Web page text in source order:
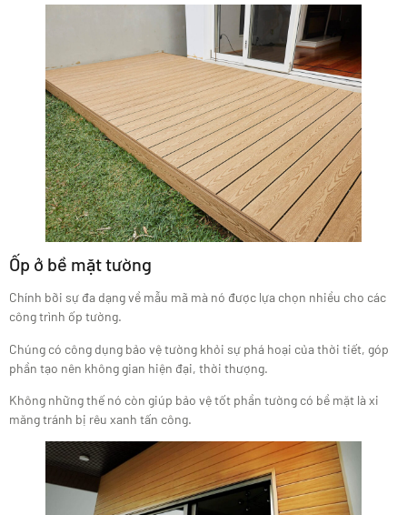
Ốp ở bề mặt tường
Chính bỡi sự đa dạng về mẫu mã mà nó được lựa chọn nhiều cho các
công trình ốp tường.
Chúng có công dụng bảo vệ tường khỏi sự phá hoại của thời tiết, góp
phần tạo nên không gian hiện đại, thời thượng.
Không những thế nó còn giúp bảo vệ tốt phần tường có bề mặt là xi
măng tránh bị rêu xanh tấn công.